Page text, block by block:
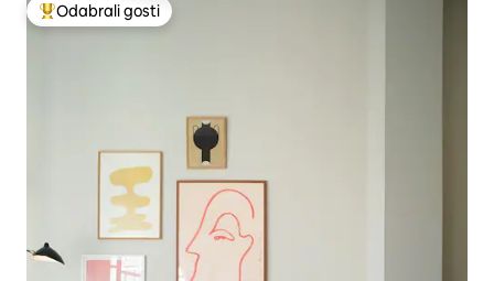
Među najviše rangiranima s oznakom „Odabrali gosti”
Odabrali gosti